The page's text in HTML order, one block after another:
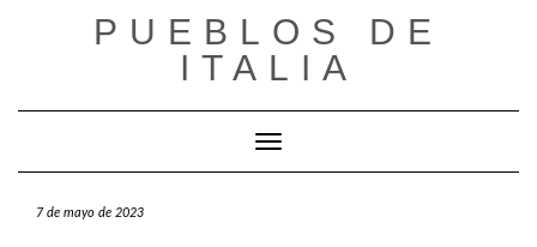
PUEBLOS DE
ITALIA
Cambiar modo de navegación
7 de mayo de 2023